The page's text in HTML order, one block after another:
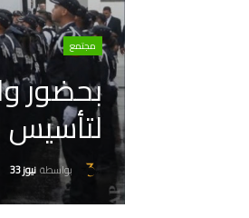
مجتمع
لتأسيس
بواسطة نيوز 33